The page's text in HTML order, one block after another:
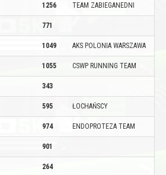
1256 TEAM ZABIEGANEDNI
771
1049 AKS POLONIA WARSZAWA
1055 CSWP RUNNING TEAM
343
595 ŁOCHAŃSCY
974 ENDOPROTEZA TEAM
901
264